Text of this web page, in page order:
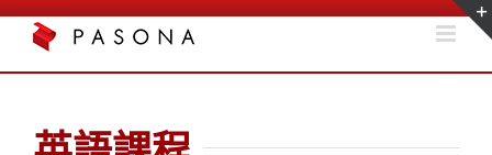
Skip